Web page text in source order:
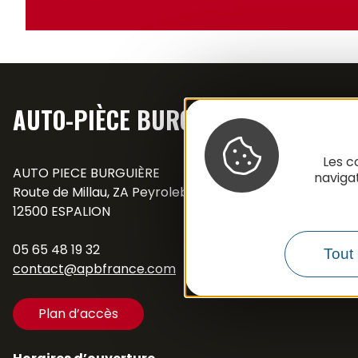
Les
Tout
AUTO-PIÈCE BURGUIÈRE
AUTO PIECE BURGUIÈRE
Route de Millau, ZA Peyrolebade
12500 ESPALION
05 65 48 19 32
contact@apbfrance.com
Plan d’accès